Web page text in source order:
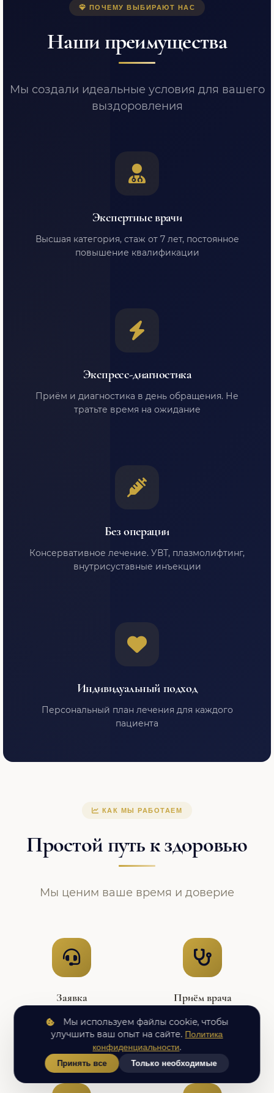
ПОЧЕМУ ВЫБИРАЮТ НАС
Наши преимущества
Мы создали идеальные условия для вашего
выздоровления
Экспертные врачи
Высшая категория, стаж от 7 лет, постоянное
повышение квалификации
Экспресс-диагностика
Приём и диагностика в день обращения. Не
тратьте время на ожидание
Без операции
Консервативное лечение. УВТ, плазмолифтинг,
внутрисуставные инъекции
Индивидуальный подход
Персональный план лечения для каждого
пациента
КАК МЫ РАБОТАЕМ
Простой путь к здоровью
Мы ценим ваше время и доверие
Заявка
Оставьте заявку,
администратор согласует
удобное время
Приём врача
Осмотр, сбор анамнеза,
постановка
предварительного
диагноза
Мы используем файлы cookie, чтобы
улучшить ваш опыт на сайте. Политика
конфиденциальности.
Принять все Только необходимые